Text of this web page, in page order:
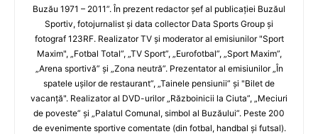
Buzău 1971 – 2011”. În prezent redactor şef al publicaţiei Buzăul
Sportiv, fotojurnalist şi data collector Data Sports Group şi
fotograf 123RF. Realizator TV şi moderator al emisiunilor "Sport
Maxim", „Fotbal Total”, „TV Sport”, „Eurofotbal”, „Sport Maxim”,
„Arena sportivă” şi „Zona neutră”. Prezentator al emisiunilor „În
spatele uşilor de restaurant”, „Tainele pensiunii” şi "Bilet de
vacanţă". Realizator al DVD-urilor „Războinicii la Ciuta”, „Meciuri
de poveste” şi „Palatul Comunal, simbol al Buzăului”. Peste 200
de evenimente sportive comentate (din fotbal, handbal şi futsal).